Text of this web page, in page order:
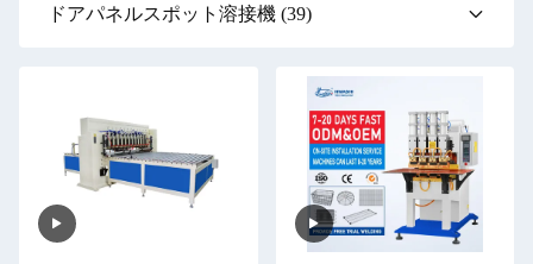
ドアパネルスポット溶接機 (39)